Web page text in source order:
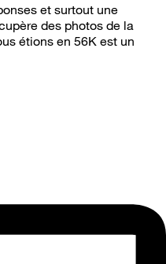
et surtout une
des photos de la
étions en 56K est un